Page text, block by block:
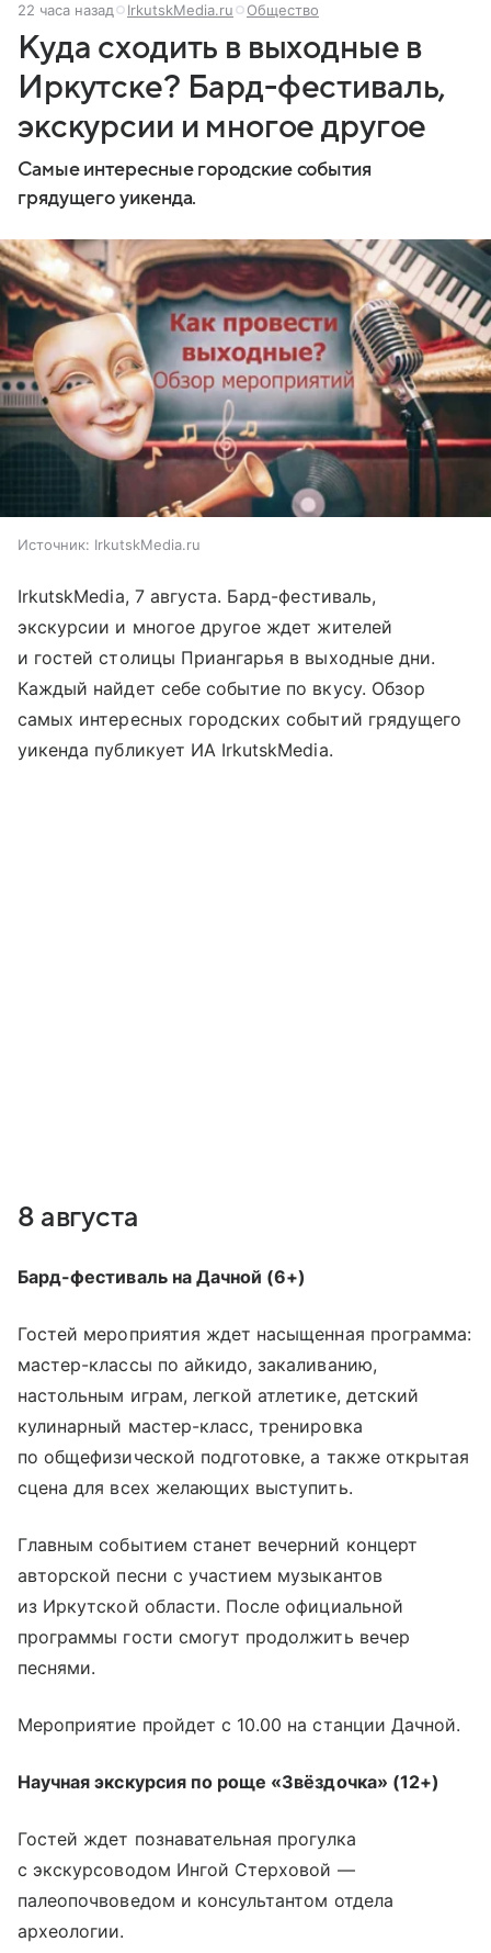
22 часа назад IrkutskMedia.ru Общество
Куда сходить в выходные в
Иркутске? Бард-фестиваль,
экскурсии и многое другое
Самые интересные городские события
грядущего уикенда.
Источник: IrkutskMedia.ru
IrkutskMedia, 7 августа. Бард-фестиваль,
экскурсии и многое другое ждет жителей
и гостей столицы Приангарья в выходные дни.
Каждый найдет себе событие по вкусу. Обзор
самых интересных городских событий грядущего
уикенда публикует ИА IrkutskMedia.
8 августа
Бард-фестиваль на Дачной (6+)
Гостей мероприятия ждет насыщенная программа:
мастер-классы по айкидо, закаливанию,
настольным играм, легкой атлетике, детский
кулинарный мастер-класс, тренировка
по общефизической подготовке, а также открытая
сцена для всех желающих выступить.
Главным событием станет вечерний концерт
авторской песни с участием музыкантов
из Иркутской области. После официальной
программы гости смогут продолжить вечер
песнями.
Мероприятие пройдет с 10.00 на станции Дачной.
Научная экскурсия по роще «Звёздочка» (12+)
Гостей ждет познавательная прогулка
с экскурсоводом Ингой Стерховой —
палеопочвоведом и консультантом отдела
археологии.